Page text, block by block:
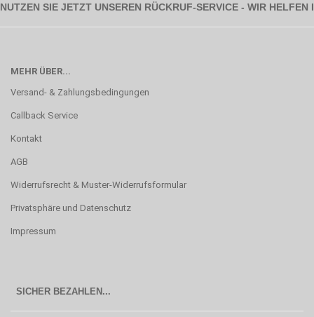
NUTZEN SIE JETZT UNSEREN RÜCKRUF-SERVICE - WIR
MEHR ÜBER...
Versand- & Zahlungsbedingungen
Callback Service
Kontakt
AGB
Widerrufsrecht & Muster-Widerrufsformular
Privatsphäre und Datenschutz
Impressum
SICHER BEZAHLEN...